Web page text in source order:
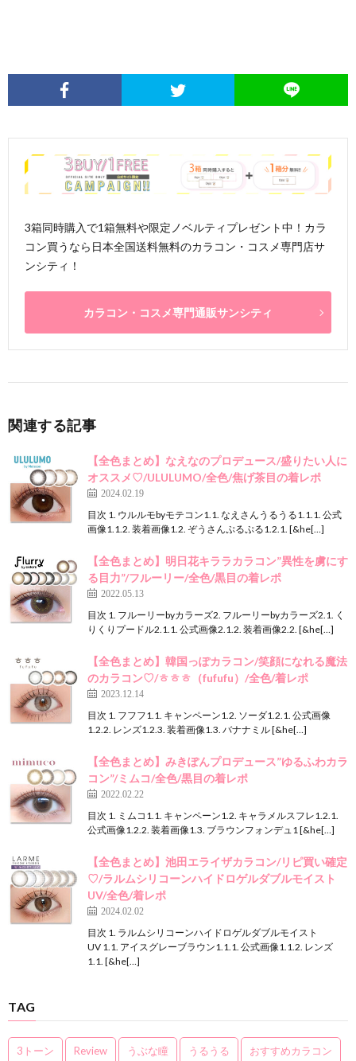
3箱同時購入で1箱無料や限定ノベルティプレゼント中！カラ
コン買うなら日本全国送料無料のカラコン・コスメ専門店サ
ンシティ！
カラコン・コスメ専門通販サンシティ
関連する記事
【全色まとめ】なえなのプロデュース/盛りたい人に
オススメ♡/ULULUMO/全色/焦げ茶目の着レポ
2024.02.19
目次 1. ウルルモbyモテコン1.1. なえさんうるうる1.1.1. 公式
画像1.1.2. 装着画像1.2. ぞうさんぷるぷる1.2.1. [&he[…]
【全色まとめ】明日花キララカラコン”異性を虜にす
る目力”/フルーリー/全色/黒目の着レポ
2022.05.13
目次 1. フルーリーbyカラーズ2. フルーリーbyカラーズ2.1. く
りくりプードル2.1.1. 公式画像2.1.2. 装着画像2.2. [&he[…]
【全色まとめ】韓国っぽカラコン/笑顔になれる魔法
のカラコン♡/ㅎㅎㅎ（fufufu）/全色/着レポ
2023.12.14
目次 1. フフフ1.1. キャンペーン1.2. ソーダ1.2.1. 公式画像
1.2.2. レンズ1.2.3. 装着画像1.3. バナナミル [&he[…]
【全色まとめ】みきぽんプロデュース”ゆるふわカラ
コン”/ミムコ/全色/黒目の着レポ
2022.02.22
目次 1. ミムコ1.1. キャンペーン1.2. キャラメルスフレ1.2.1.
公式画像1.2.2. 装着画像1.3. ブラウンフォンデュ1 [&he[…]
【全色まとめ】池田エライザカラコン/リピ買い確定
♡/ラルムシリコーンハイドロゲルダブルモイスト
UV/全色/着レポ
2024.02.02
目次 1. ラルムシリコーンハイドロゲルダブルモイスト
UV 1.1. アイスグレーブラウン1.1.1. 公式画像1.1.2. レンズ
1.1. [&he[…]
TAG
3トーン Review うぶな瞳 うるうる おすすめカラコン